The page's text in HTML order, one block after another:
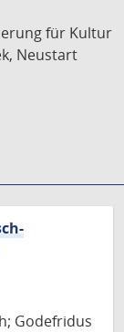
für Kultur
Neustart
Godefridus